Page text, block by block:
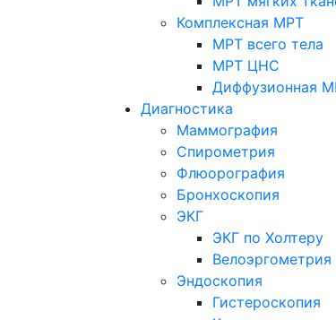
Комплексная МРТ
МРТ всего тела
МРТ ЦНС
Диффузионная
Диагностика
Маммография
Спирометрия
Флюорография
Бронхоскопия
ЭКГ
ЭКГ по Холтеру
Эндоскопия
Гистероскопия